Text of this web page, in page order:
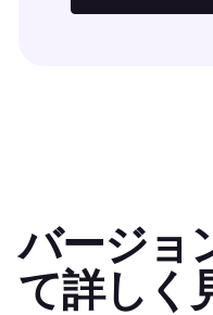
バージョ
て詳しく